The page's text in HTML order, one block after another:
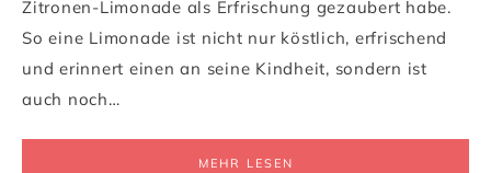
Zitronen-Limonade als Erfrischung gezaubert habe.
So eine Limonade ist nicht nur köstlich, erfrischend
und erinnert einen an seine Kindheit, sondern ist
auch noch…
MEHR LESEN